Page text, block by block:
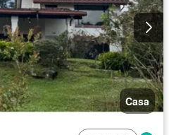
Casa